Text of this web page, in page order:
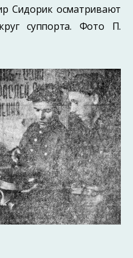
Сидорик осматривают
суппорта. Фото П.